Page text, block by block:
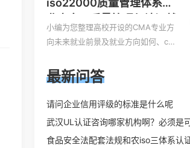
怎么收费、温州科普ISO45001职业健
康安全管理体系认证收费标准是什么
相关iso体系认证知识，详情可查看下
iso22000质量管理体系就
业方向
小编为您整理高校开设的CMA专业方
向未来就业前景及就业方向如何、cm
的就业方向、cpa和cma未来就业方
向、大学生考完cma，就哪些就业方
向相关iso体系认证知识，详情可查看
最新问答
请问企业信用评级的标准是什么呢